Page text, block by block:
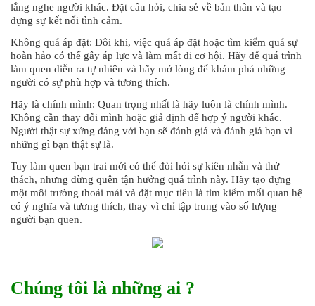
lắng nghe người khác. Đặt câu hỏi, chia sẻ về bản thân và tạo
dựng sự kết nối tình cảm.
Không quá áp đặt: Đôi khi, việc quá áp đặt hoặc tìm kiếm quá sự
hoàn hảo có thể gây áp lực và làm mất đi cơ hội. Hãy để quá trình
làm quen diễn ra tự nhiên và hãy mở lòng để khám phá những
người có sự phù hợp và tương thích.
Hãy là chính mình: Quan trọng nhất là hãy luôn là chính mình.
Không cần thay đổi mình hoặc giả định để hợp ý người khác.
Người thật sự xứng đáng với bạn sẽ đánh giá và đánh giá bạn vì
những gì bạn thật sự là.
Tuy làm quen bạn trai mới có thể đòi hỏi sự kiên nhẫn và thử
thách, nhưng đừng quên tận hưởng quá trình này. Hãy tạo dựng
một môi trường thoải mái và đặt mục tiêu là tìm kiếm mối quan hệ
có ý nghĩa và tương thích, thay vì chỉ tập trung vào số lượng
người bạn quen.
Chúng tôi là những ai ?